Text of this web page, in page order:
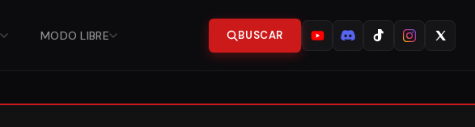
MODO LIBRE BUSCAR